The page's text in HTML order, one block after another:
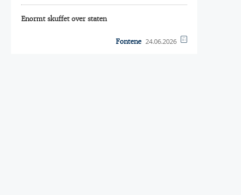
Enormt skuffet over staten
Fontene 24.06.2026